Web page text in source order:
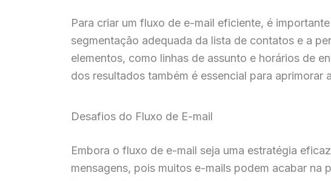
Para criar um fluxo de e-mail eficiente, é
segmentação adequada da lista de contatos e a
elementos, como linhas de assunto e horários de
dos resultados também é essencial para aprimorar
Desafios do Fluxo de E-mail
Embora o fluxo de e-mail seja uma estratégia
mensagens, pois muitos e-mails podem acabar na